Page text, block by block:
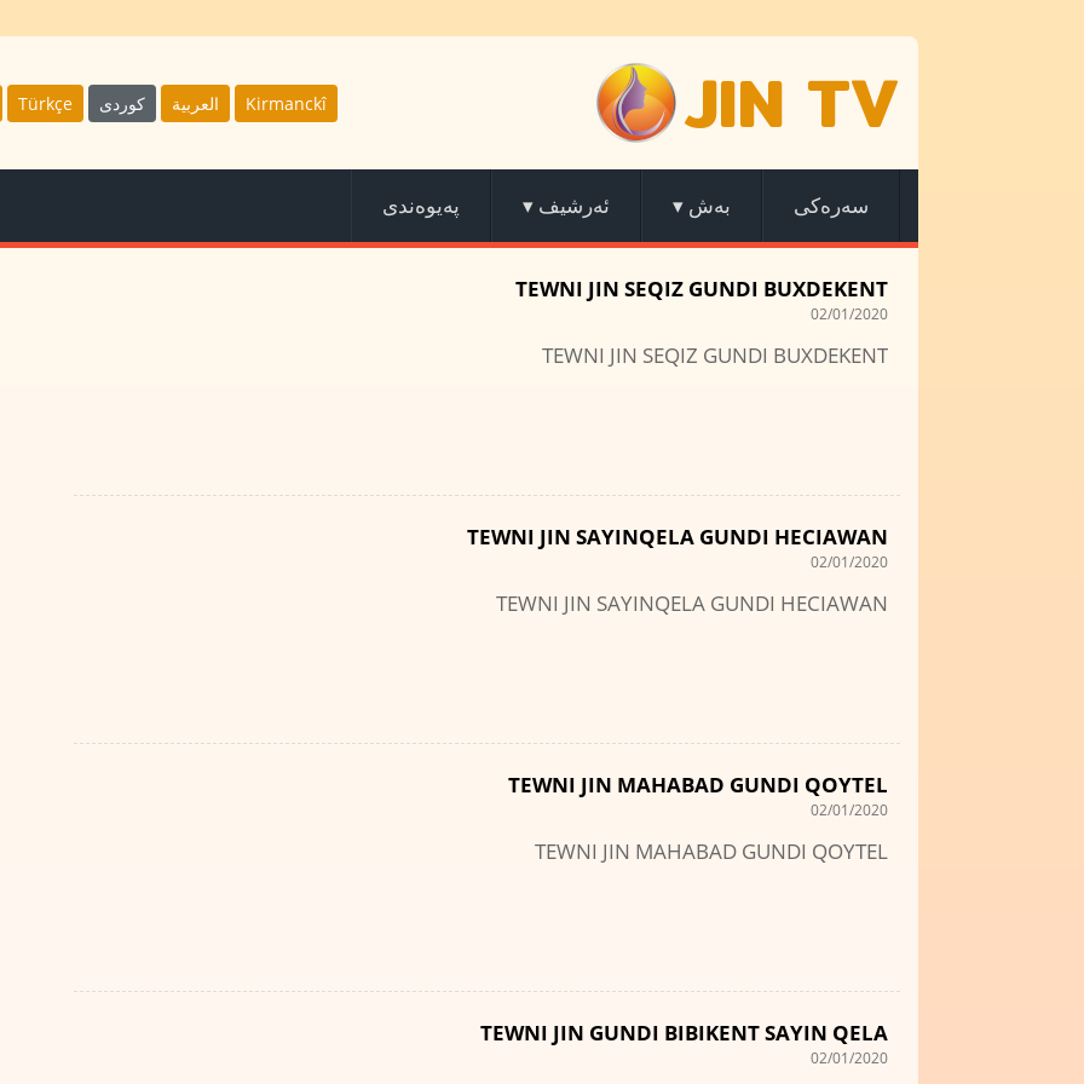
JIN TV
Türkçe كوردى العربية Kirmanckî
سەرەکی بەش ▾ ئەرشیف ▾ پەیوەندی
TEWNI JIN SEQIZ GUNDI BUXDEKENT
02/01/2020
TEWNI JIN SEQIZ GUNDI BUXDEKENT
TEWNI JIN SAYINQELA GUNDI HECIAWAN
02/01/2020
TEWNI JIN SAYINQELA GUNDI HECIAWAN
TEWNI JIN MAHABAD GUNDI QOYTEL
02/01/2020
TEWNI JIN MAHABAD GUNDI QOYTEL
TEWNI JIN GUNDI BIBIKENT SAYIN QELA
02/01/2020